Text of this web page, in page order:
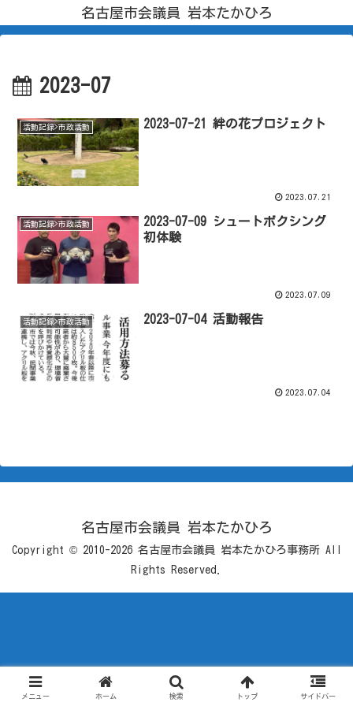
名古屋市会議員 岩本たかひろ
2023-07
活動記録>市政活動 2023-07-21 絆の花プロジェクト
2023.07.21
活動記録>市政活動
2023-07-09 シュートボクシング
初体験
2023.07.09
活動記録>市政活動 2023-07-04 活動報告
2023.07.04
名古屋市会議員 岩本たかひろ
Copyright © 2010-2026 名古屋市会議員 岩本たかひろ事務所 All
Rights Reserved.
メニュー ホーム 検索 トップ サイドバー